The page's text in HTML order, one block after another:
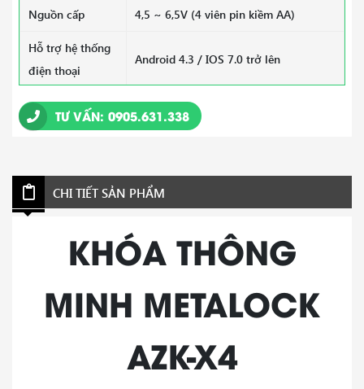
Nguồn cấp 4,5 ~ 6,5V (4 viên pin kiềm AA)
Hỗ trợ hệ thống
điện thoại
Android 4.3 / IOS 7.0 trở lên
Điện áp báo
động
4,8V ± 0,2V
động
Độ ẩm hoạt động
Thời gian mở
khoảng 1,5 giây
FAR (Tỷ lệ chấp
<0,001%
<1,0%
TƯ VẤN: 0905.631.338
CHI TIẾT SẢN PHẨM
KHÓA THÔNG
MINH METALOCK
AZK-X4